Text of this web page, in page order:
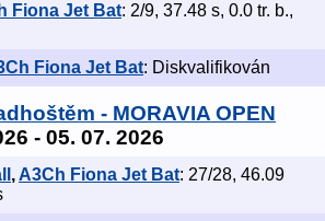
Fiona Jet Bat: 2/9, 37.48 s, 0.0 tr. b.,
Fiona Jet Bat: Diskvalifikován
- MORAVIA OPEN
- 05. 07. 2026
,A3Ch Fiona Jet Bat: 27/28, 46.09